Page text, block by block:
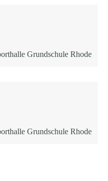
Grundschule Rhode
Grundschule Rhode